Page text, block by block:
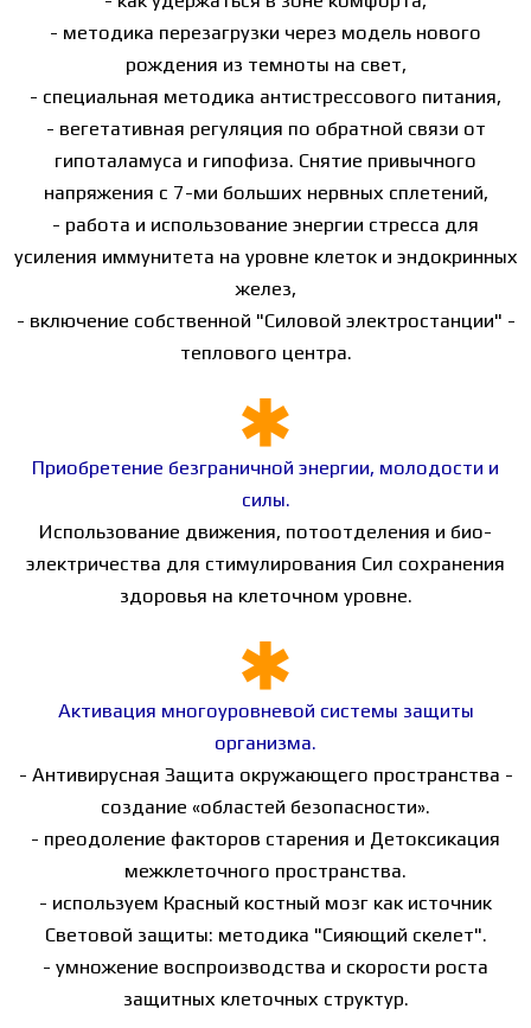
- методика перезагрузки через модель нового
рождения из темноты на свет,
- специальная методика антистрессового питания,
- вегетативная регуляция по обратной связи от
гипоталамуса и гипофиза. Снятие привычного
напряжения с 7-ми больших нервных сплетений,
- работа и использование энергии стресса для
усиления иммунитета на уровне клеток и эндокринных
желез,
- включение собственной "Силовой электростанции" -
теплового центра.
Приобретение безграничной энергии, молодости и
силы.
Использование движения, потоотделения и био-
электричества для стимулирования Сил сохранения
здоровья на клеточном уровне.
Активация многоуровневой системы защиты
организма.
- Антивирусная Защита окружающего пространства -
создание «областей безопасности».
- преодоление факторов старения и Детоксикация
межклеточного пространства.
- используем Красный костный мозг как источник
Световой защиты: методика "Сияющий скелет".
- умножение воспроизводства и скорости роста
защитных клеточных структур.